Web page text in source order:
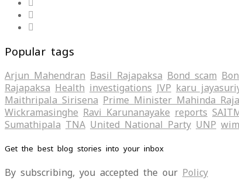
Popular tags
Arjun Mahendran Basil Rajapaksa Bond scam
Rajapaksa Health investigations JVP karu
Maithripala Sirisena Prime Minister Mahinda
Wickramasinghe Ravi Karunanayake reports
Sumathipala TNA United National Party UNP
Get the best blog stories into your inbox
By subscribing, you accepted the our Policy